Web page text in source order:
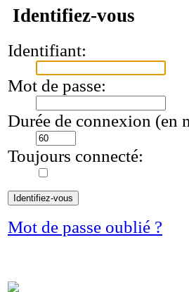
Identifiez-vous
Identifiant:
Mot de passe:
Durée de connexion (en
Toujours connecté:
Mot de passe oublié ?